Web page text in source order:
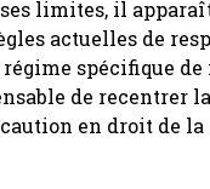
limites, il
actuelles de
spécifique
de recentrer
en droit de